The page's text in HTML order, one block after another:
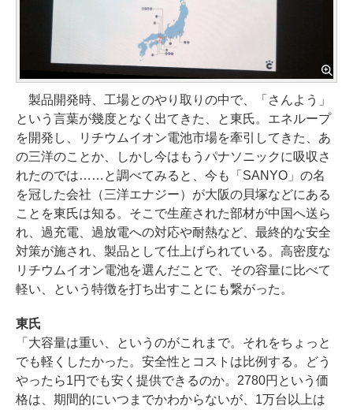
製品開発時、工場とのやり取りの中で、「さんよう」
という言葉が幾度となく出てきた、と東氏。エネループ
を開発し、リチウムイオン電池市場を牽引してきた、あ
の三洋のことか、しかし今はもうパナソニックに吸収さ
れたのでは……と調べてみると、今も「SANYO」の名
を冠した会社（三洋エナジー）が大阪の貝塚などにある
ことを東氏は知る。そこで生産された部材が中国へ送ら
れ、過充電、過放電への対応や耐熱など、最終的な安全
対策が施され、製品として仕上げられている。高密度な
リチウムイオン電池を選んだことで、その容量に比べて
軽い、という特徴を打ち出すことにも繋がった。
東氏
「大容量は重い、というのがこれまで。それをちょっと
でも軽くしたかった。安全性とコストは比例する。どう
やったら1円でも安く提供できるのか。2780円という価
格は、期間的にいつまでかわからないが、1万台以上は